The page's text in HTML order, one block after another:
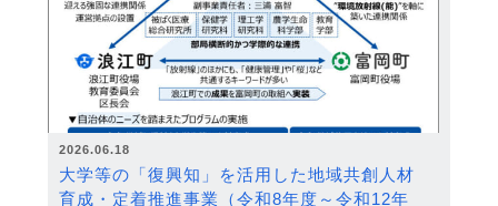
2026.06.18
大学等の「復興知」を活用した地域共創人材
育成・定着推進事業（令和8年度～令和12年